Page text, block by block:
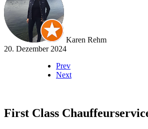
Karen Rehm
20. Dezember 2024
Prev
Next
First Class